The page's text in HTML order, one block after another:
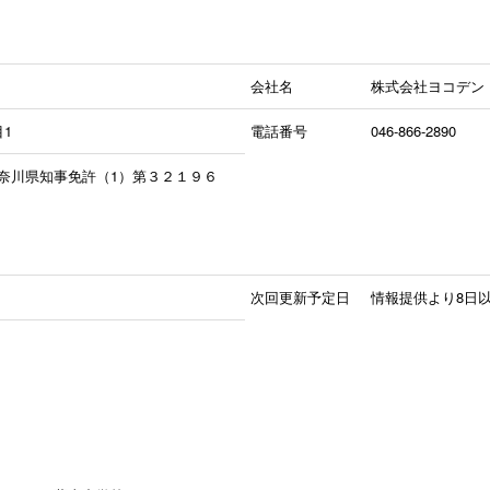
会社名 株式会社ヨコデン
電話番号 046-866-2890
県知事免許（1）第３２１９６
次回更新予定日 情報提供より8日